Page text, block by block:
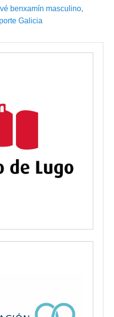
benxamín masculino,
Galicia